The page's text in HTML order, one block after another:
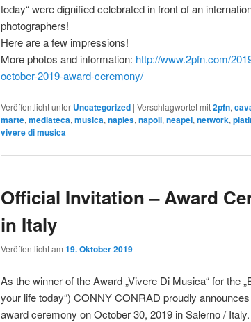
today“ were dignified celebrated in front of an
photographers!
Here are a few impressions!
More photos and information: http://www.2pfn.com/
october-2019-award-ceremony/
Veröffentlicht unter Uncategorized | Verschlagwortet mit2pfn,
marte, mediateca, musica, naples, napoli, neapel, network,
vivere di musica
Official Invitation – Award
in Italy
Veröffentlicht am 19. Oktober 2019
As the winner of the Award „Vivere Di Musica“ for the
your life today“) CONNY CONRAD proudly
award ceremony on October 30, 2019 in Salerno / Italy.